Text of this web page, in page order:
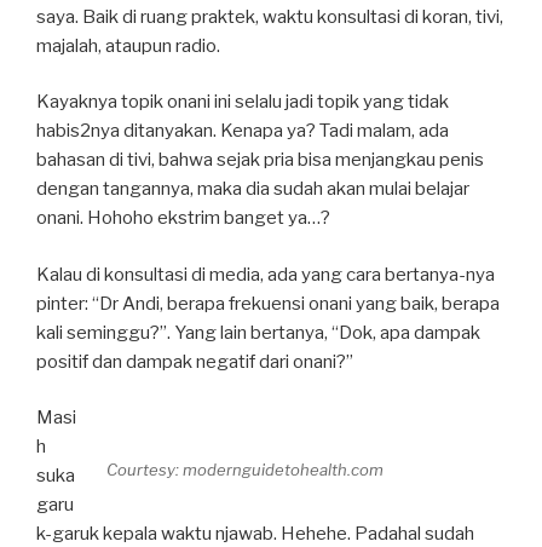
saya. Baik di ruang praktek, waktu konsultasi di koran, tivi,
majalah, ataupun radio.
Kayaknya topik onani ini selalu jadi topik yang tidak
habis2nya ditanyakan. Kenapa ya? Tadi malam, ada
bahasan di tivi, bahwa sejak pria bisa menjangkau penis
dengan tangannya, maka dia sudah akan mulai belajar
onani. Hohoho ekstrim banget ya…?
Kalau di konsultasi di media, ada yang cara bertanya-nya
pinter: “Dr Andi, berapa frekuensi onani yang baik, berapa
kali seminggu?”. Yang lain bertanya, “Dok, apa dampak
positif dan dampak negatif dari onani?”
Courtesy: modernguidetohealth.com
Masi
h
suka
garu
k-garuk kepala waktu njawab. Hehehe. Padahal sudah